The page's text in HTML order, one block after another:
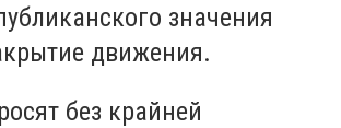
значения
движения.
без крайней